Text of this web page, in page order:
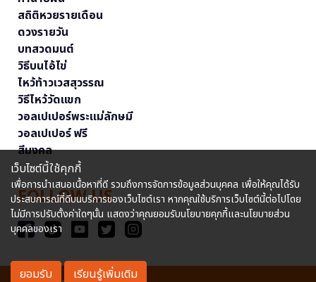
สถิติหวยรายเดือน
ดวงรายวัน
บทสวดมนต์
วิธีบนไอ้ไข่
ไหว้ท้าวเวสสุวรรณ
วิธีไหว้วัดแขก
วอลเปเปอร์พระแม่ลักษมี
วอลเปเปอร์ ฟรี
สีมงคล
FOLLOW US
เว็บไซต์นี้ใช้คุกกี้
เพื่อการนำเสนอเนื้อหาที่ดี รวมถึงการจัดการข้อมูลส่วนบุคคล เพื่อให้คุณได้รับ
ประสบการณ์ที่ดีบนบริการของเว็บไซต์เรา หากคุณใช้บริการเว็บไซต์นี้ต่อไปโดย
ไม่มีการปรับตั้งค่าใดๆนั้น แสดงว่าคุณยอมรับนโยบายคุกกี้และนโยบายส่วน
บุคคลของเรา
ยอมรับ เรียนรู้เพิ่มเติม